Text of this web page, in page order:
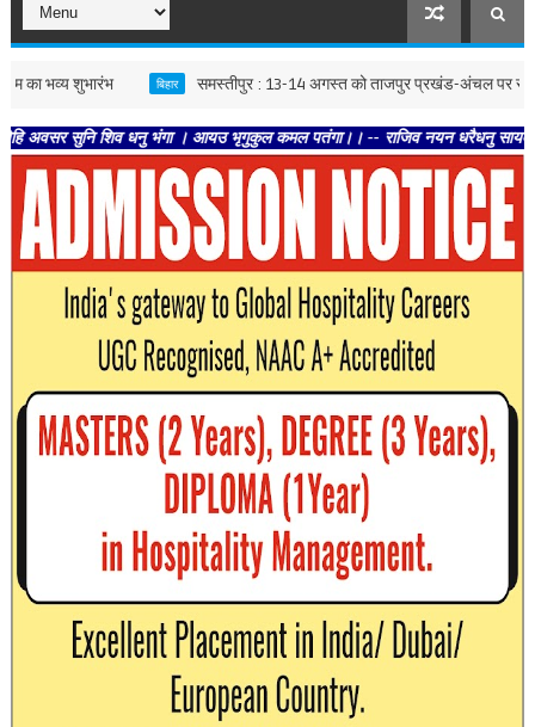
शुभारंभ बिहार समस्तीपुर : 13-14 अगस्त को ताजपुर प्रखंड-अंचल पर सत्याग्रह
शिव धनु भंगा । आयउ भृगुकुल कमल पतंगा।। -- राजिव नयन धरैधनु सायक । भगत